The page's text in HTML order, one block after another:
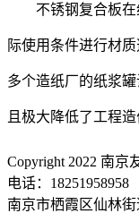
不锈钢复合板
际使用条件进行材
多个造纸厂的纸浆
且极大降低了工程造
Copyright 2022 南京
电话：18251958958
南京市栖霞区仙林